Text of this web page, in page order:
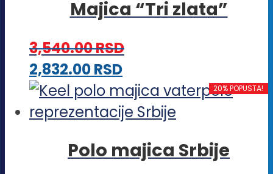
na
stranici
više
Opcije
biti
izabrane
na
stranici
Majica “Tri zlata”
3,540.00RSD
2,832.00RSDOvaj
proizvod
ima
varijanti.
20% POPUSTA!
Polo majica Srbije